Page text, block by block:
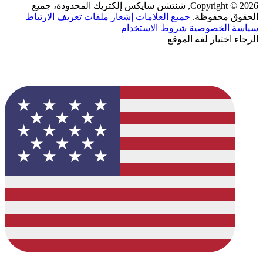
Copyright © 2026, شنتشن سايكس إلكتريك المحدودة، جميع
الحقوق محفوظة. جميع العلامات إشعار ملفات تعريف الارتباط
سياسة الخصوصية شروط الاستخدام
الرجاء اختيار لغة الموقع